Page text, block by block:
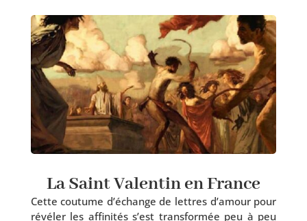
La Saint Valentin en France
Cette cou­tume d’é­change de lettres d’a­mour pour
révé­ler les affi­ni­tés s’est trans­for­mée peu à peu